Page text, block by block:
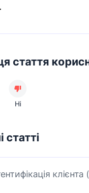
стаття
Ні
статті
клієнта